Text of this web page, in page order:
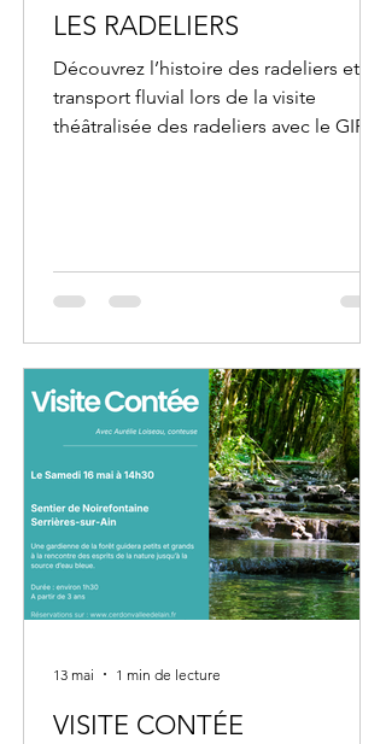
LES RADELIERS
Découvrez l’histoire des radeliers et du
transport fluvial lors de la visite
théâtralisée des radeliers avec le GIP
VISITE CONTÉE
13 mai 1 min de lecture